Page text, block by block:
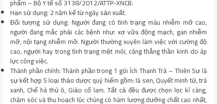
phẩm – Bộ Y tế số 3138/2012/ATTP-XNCB.
Hạn sử dụng: 2 năm kể từ ngày sản xuất.
Đối tượng sử dụng: Người đang có tình trạng máu nhiễm mỡ cao,
người đang mắc phải các bệnh như: xơ vữa động mạch, gan nhiễm
mỡ, nội tạng nhiễm mỡ. Người thường xuyên làm việc với cường độ
cao, người hay trong tình trạng mệt mỏi, căng thẳng thần kinh do áp
lực công việc.
Thành phần chính: Thành phần trong 1 gói Ích Thanh Trà – Thiên Sư là
sự kết hợp 5 loại thảo dược quý hiếm gồm: lá sen, Quyết minh tử, trà
xanh, Chế hà thủ ô, Giảo cổ lam. Tất cả đều được chọn lọc kĩ càng,
chăm sóc và thu hoạch lúc chúng có hàm lượng dưỡng chất cao nhất,